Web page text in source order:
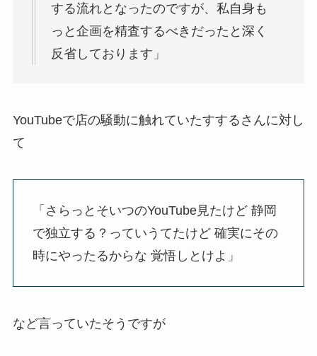
する流れとなったのですが、私自身も
っと企画を精査するべきだったと深く
反省しております」
YouTubeで店の騒動に触れていたすするさんに対し
て
「さらっとそいつのYouTube見たけど 静岡
で独立する？っていうてたけど 確実にその
時にやったるからな 覚悟しとけよ」
など言っていたそうですが